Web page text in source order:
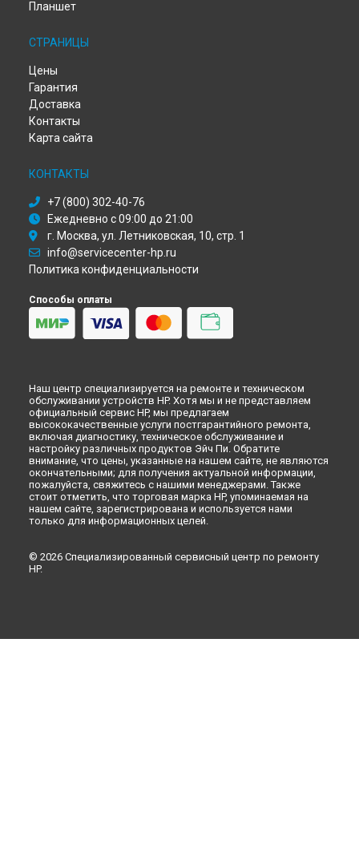
Замена материнской платы ноутбука HP в
Замена материнской платы ноутбука HP в
Замена материнской платы ноутбука HP в
Замена материнской платы ноутбука HP в
Замена материнской платы ноутбука HP в
Замена материнской платы ноутбука HP в
Планшет
СТРАНИЦЫ
Цены
Гарантия
Доставка
Контакты
Карта сайта
КОНТАКТЫ
+7 (800) 302-40-76
Ежедневно с 09:00 до 21:00
г. Москва, ул. Летниковская, 10, стр. 1
info@servicecenter-hp.ru
Политика конфиденциальности
Способы оплаты
Наш центр специализируется на ремонте и техническом
обслуживании устройств HP. Хотя мы и не представляем
официальный сервис HP, мы предлагаем
высококачественные услуги постгарантийного ремонта,
включая диагностику, техническое обслуживание и
настройку различных продуктов Эйч Пи. Обратите
внимание, что цены, указанные на нашем сайте, не являются
окончательными; для получения актуальной информации,
пожалуйста, свяжитесь с нашими менеджерами. Также
стоит отметить, что торговая марка HP, упоминаемая на
нашем сайте, зарегистрирована и используется нами
только для информационных целей.
© 2026 Специализированный сервисный центр по ремонту
HP.